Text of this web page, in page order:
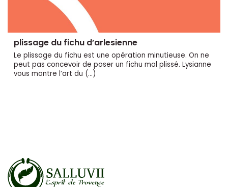
plissage du fichu d’arlesienne
Le plissage du fichu est une opération minutieuse. On ne
peut pas concevoir de poser un fichu mal plissé. Lysianne
vous montre l’art du (…)